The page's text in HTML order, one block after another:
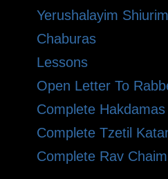
Yerushalayim Shiurim
Chaburas
Lessons
Open Letter To
Complete
Complete Tzetil
Complete Rav